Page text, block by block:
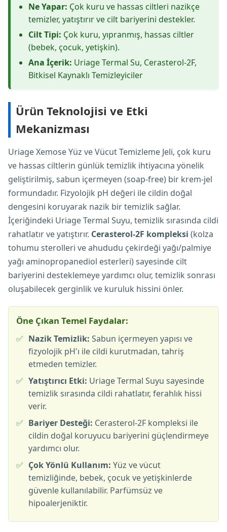
Ne Yapar: Çok kuru ve hassas ciltleri nazikçe
temizler, yatıştırır ve cilt bariyerini destekler.
Cilt Tipi: Çok kuru, yıpranmış, hassas ciltler
(bebek, çocuk, yetişkin).
Ana İçerik: Uriage Termal Su, Cerasterol-2F,
Bitkisel Kaynaklı Temizleyiciler
Ürün Teknolojisi ve Etki
Mekanizması
Uriage Xemose Yüz ve Vücut Temizleme Jeli, çok kuru
ve hassas ciltlerin günlük temizlik ihtiyacına yönelik
geliştirilmiş, sabun içermeyen (soap-free) bir krem-jel
formundadır. Fizyolojik pH değeri ile cildin doğal
dengesini koruyarak nazik bir temizlik sağlar.
İçeriğindeki Uriage Termal Suyu, temizlik sırasında cildi
rahatlatır ve yatıştırır. Cerasterol-2F kompleksi (kolza
tohumu sterolleri ve ahududu çekirdeği yağı/palmiye
yağı aminopropanediol esterleri) sayesinde cilt
bariyerini desteklemeye yardımcı olur, temizlik sonrası
oluşabilecek gerginlik ve kuruluk hissini önler.
Öne Çıkan Temel Faydalar:
✅ Nazik Temizlik: Sabun içermeyen yapısı ve
fizyolojik pH'ı ile cildi kurutmadan, tahriş
etmeden temizler.
✅ Yatıştırıcı Etki: Uriage Termal Suyu sayesinde
temizlik sırasında cildi rahatlatır, ferahlık hissi
verir.
✅ Bariyer Desteği: Cerasterol-2F kompleksi ile
cildin doğal koruyucu bariyerini güçlendirmeye
yardımcı olur.
✅ Çok Yönlü Kullanım: Yüz ve vücut
temizliğinde, bebek, çocuk ve yetişkinlerde
güvenle kullanılabilir. Parfümsüz ve
hipoalerjeniktir.